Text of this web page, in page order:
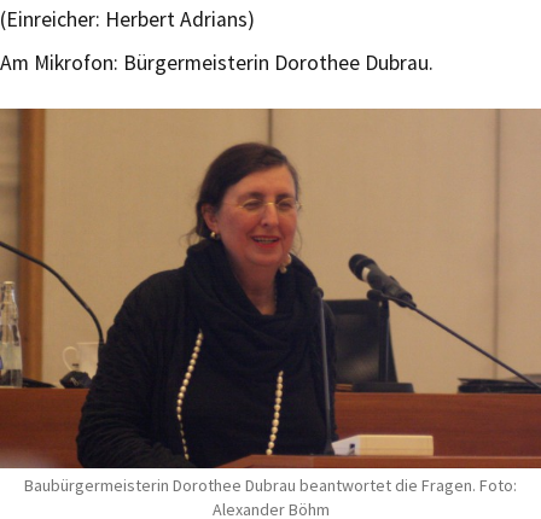
(Einreicher: Herbert Adrians)
Am Mikrofon: Bürgermeisterin Dorothee Dubrau.
Baubürgermeisterin Dorothee Dubrau beantwortet die Fragen. Foto:
Alexander Böhm